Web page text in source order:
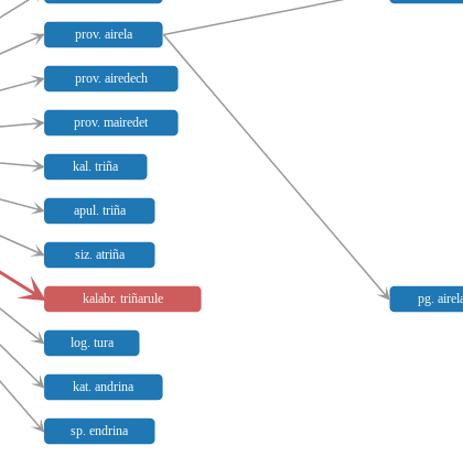
prov. airela
prov. airedech
prov. mairedet
kal. triña
apul. triña
siz. atriña
kalabr. triñarule
log. tura
kat. andrina
sp. endrina
pg.